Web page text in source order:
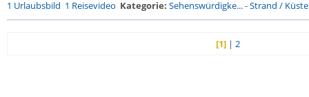
1 Urlaubsbild 1 Reisevideo Kategorie: Sehenswürdigke...-Strand /
[1] |2